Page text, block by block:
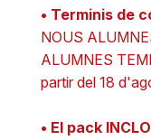
• Terminis de
NOUS
ALUMNES
partir del 18
• El pack